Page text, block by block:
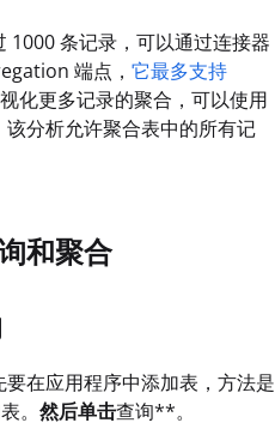
1000 条记录，可以通过连接器
端点， 它最多支持
化更多记录的聚合，可以使用
分析允许聚合表中的所有记
和聚合
在应用程序中添加表，方法是
。 然后单击查询**。